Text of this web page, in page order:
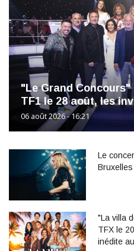
"Le Grand
TF1 le 28 août, les
06 août 2026 - 16:21
Le
"La villa
TFX le
inédite